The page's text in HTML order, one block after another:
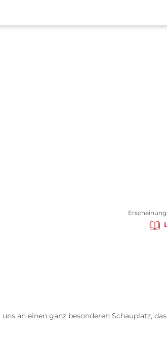
an einen ganz besonderen Schauplatz,